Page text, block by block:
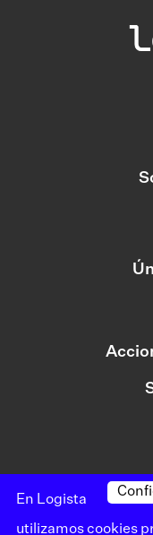
©logista
En Logista
utilizamos cookies